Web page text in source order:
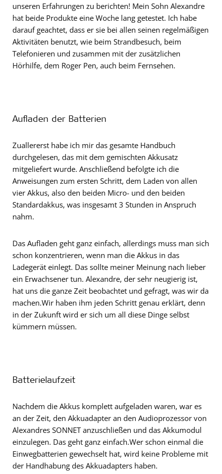
unseren Erfahrungen zu berichten! Mein Sohn Alexandre
hat beide Produkte eine Woche lang getestet. Ich habe
darauf geachtet, dass er sie bei allen seinen regelmäßigen
Aktivitäten benutzt, wie beim Strandbesuch, beim
Telefonieren und zusammen mit der zusätzlichen
Hörhilfe, dem Roger Pen, auch beim Fernsehen.
Aufladen der Batterien
Zuallererst habe ich mir das gesamte Handbuch
durchgelesen, das mit dem gemischten Akkusatz
mitgeliefert wurde. Anschließend befolgte ich die
Anweisungen zum ersten Schritt, dem Laden von allen
vier Akkus, also den beiden Micro- und den beiden
Standardakkus, was insgesamt 3 Stunden in Anspruch
nahm.
Das Aufladen geht ganz einfach, allerdings muss man sich
schon konzentrieren, wenn man die Akkus in das
Ladegerät einlegt. Das sollte meiner Meinung nach lieber
ein Erwachsener tun. Alexandre, der sehr neugierig ist,
hat uns die ganze Zeit beobachtet und gefragt, was wir da
machen.Wir haben ihm jeden Schritt genau erklärt, denn
in der Zukunft wird er sich um all diese Dinge selbst
kümmern müssen.
Batterielaufzeit
Nachdem die Akkus komplett aufgeladen waren, war es
an der Zeit, den Akkuadapter an den Audioprozessor von
Alexandres SONNET anzuschließen und das Akkumodul
einzulegen. Das geht ganz einfach.Wer schon einmal die
Einwegbatterien gewechselt hat, wird keine Probleme mit
der Handhabung des Akkuadapters haben.